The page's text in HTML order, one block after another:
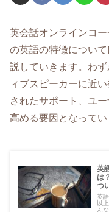
英会話オンラインコ
の英語の特徴につい
説していきます。わ
ィブスピーカーに近
されたサポート、ユ
高める要因となってい
英
は
つ
英
以
ん